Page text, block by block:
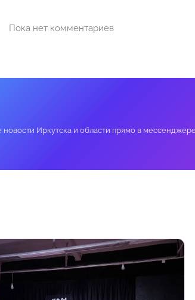
Пока нет комментариев
Иркутска и области прямо в